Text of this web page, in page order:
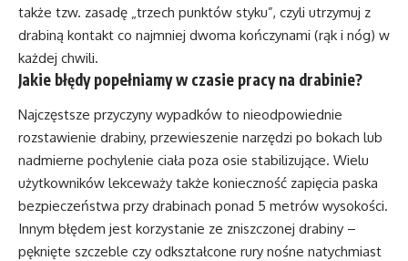
także tzw. zasadę „trzech punktów styku”, czyli utrzymuj z
drabiną kontakt co najmniej dwoma kończynami (rąk i nóg) w
każdej chwili.
Jakie błędy popełniamy w czasie pracy na drabinie?
Najczęstsze przyczyny wypadków to nieodpowiednie
rozstawienie drabiny, przewieszenie narzędzi po bokach lub
nadmierne pochylenie ciała poza osie stabilizujące. Wielu
użytkowników lekceważy także konieczność zapięcia paska
bezpieczeństwa przy drabinach ponad 5 metrów wysokości.
Innym błędem jest korzystanie ze zniszczonej drabiny –
pęknięte szczeble czy odkształcone rury nośne natychmiast